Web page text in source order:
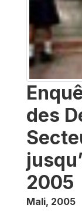
des
2005
Mali, 2005